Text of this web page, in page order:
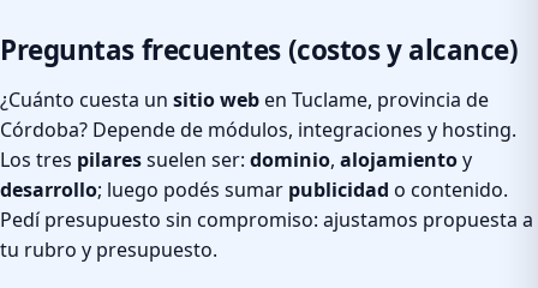
Preguntas frecuentes (costos y alcance)
¿Cuánto cuesta un sitio weben Tuclame, provincia de
Córdoba? Depende de módulos, integraciones y hosting.
Los tres pilaressuelen ser: dominio, alojamientoy
desarrollo; luego podés sumar publicidad o contenido.
Pedí presupuesto sin compromiso: ajustamos propuesta a
tu rubro y presupuesto.